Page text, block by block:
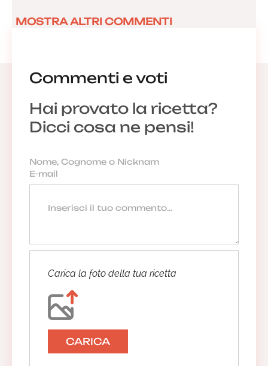
Commenti e voti
Hai provato la ricetta?
Dicci cosa ne pensi!
Carica la foto della tua ricetta
CARICA
MOSTRA ALTRI COMMENTI